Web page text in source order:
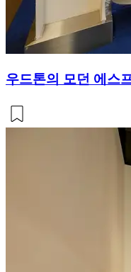
우드톤의 모던 에스